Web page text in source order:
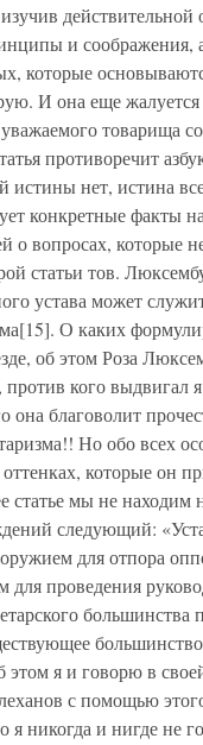
и соображения,
которые
И она еще
товарища
противоречит
истины нет, истина
конкретные факты
о вопросах, которые
статьи тов.
устава может
О каких
об этом Роза
кого
она благоволит
Но обо всех
которые он
статье мы не находим
следующий:
для отпора
проведения
большинства
я и говорю в
с помощью
я никогда и нигде не